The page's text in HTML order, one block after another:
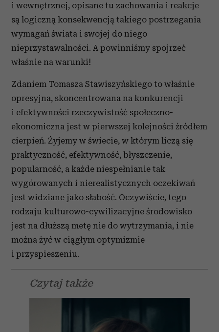
i wewnętrznej, opisane tu zachowania i reakcje
są logiczną konsekwencją takiego postrzegania
wymagań świata i swojej do niego
nieprzystawalności. A powinniśmy spojrzeć
właśnie na warunki!
Zdaniem Tomasza Stawiszyńskiego to właśnie
opresyjna, skoncentrowana na konkurencji
i efektywności rzeczywistość społeczno-
ekonomiczna jest w pierwszej kolejności źródłem
cierpień. Żyjemy w świecie, w którym liczą się
praktyczność, efektywność, błyszczenie,
popularność, a każde niespełnianie tak
wygórowanych i nierealistycznych oczekiwań
jest widziane jako słabość. Oczywiście, tego
rodzaju kulturowo-cywilizacyjne środowisko
jest na dłuższą metę nie do wytrzymania, i nie
można żyć w ciągłym optymizmie
i przyspieszeniu.
Czytaj także